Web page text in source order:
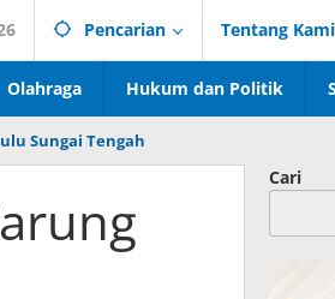
Pencarian Tentang Kami
Olahraga Hukum dan Politik
Sungai Tengah
Cari